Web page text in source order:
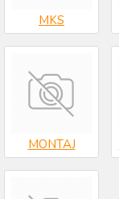
MKS
MONTAJ